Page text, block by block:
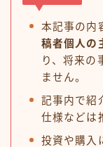
本記事の内
稿者個人の
り、将来の
ません。
記事内で紹
仕様などは
投資や購入